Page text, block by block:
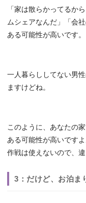
「家は散らかってるか
ムシェアなんだ」「会
ある可能性が高いです。
一人暮らししてない男
ますけどね。
このように、あなたの
ある可能性が高いです
作戦は使えないので、
3：だけど、お泊ま